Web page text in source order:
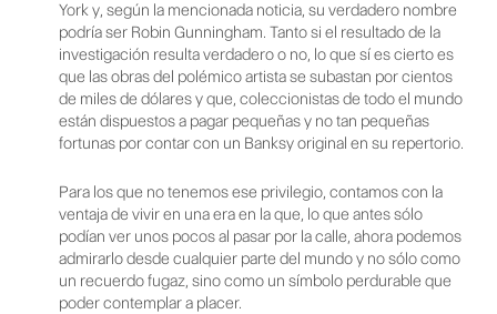
York y, según la mencionada noticia, su verdadero nombre
podría ser Robin Gunningham. Tanto si el resultado de la
investigación resulta verdadero o no, lo que sí es cierto es
que las obras del polémico artista se subastan por cientos
de miles de dólares y que, coleccionistas de todo el mundo
están dispuestos a pagar pequeñas y no tan pequeñas
fortunas por contar con un Banksy original en su repertorio.
Para los que no tenemos ese privilegio, contamos con la
ventaja de vivir en una era en la que, lo que antes sólo
podían ver unos pocos al pasar por la calle, ahora podemos
admirarlo desde cualquier parte del mundo y no sólo como
un recuerdo fugaz, sino como un símbolo perdurable que
poder contemplar a placer.